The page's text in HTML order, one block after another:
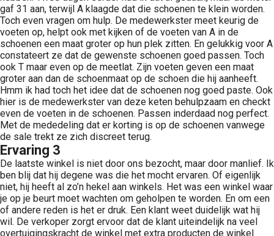
gaf 31 aan, terwijl A klaagde dat die schoenen te klein worden.
Toch even vragen om hulp. De medewerkster meet keurig de
voeten op, helpt ook met kijken of de voeten van A in de
schoenen een maat groter op hun plek zitten. En gelukkig voor A
constateert ze dat de gewenste schoenen goed passen. Toch
ook T maar even op de meetlat. Zijn voeten geven een maat
groter aan dan de schoenmaat op de schoen die hij aanheeft.
Hmm ik had toch het idee dat de schoenen nog goed paste. Ook
hier is de medewerkster van deze keten behulpzaam en checkt
even de voeten in de schoenen. Passen inderdaad nog perfect.
Met de mededeling dat er korting is op de schoenen vanwege
de sale trekt ze zich discreet terug.
Ervaring 3
De laatste winkel is niet door ons bezocht, maar door manlief. Ik
ben blij dat hij degene was die het mocht ervaren. Of eigenlijk
niet, hij heeft al zo’n hekel aan winkels. Het was een winkel waar
je op je beurt moet wachten om geholpen te worden. En om een
of andere reden is het er druk. Een klant weet duidelijk wat hij
wil. De verkoper zorgt ervoor dat de klant uiteindelijk na veel
overtuigingskracht de winkel met extra producten de winkel